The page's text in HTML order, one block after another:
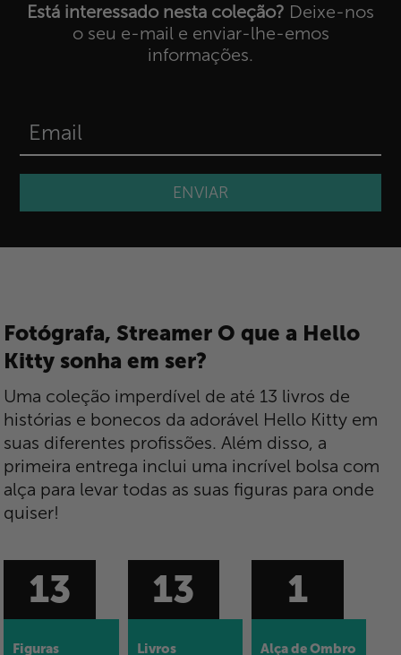
Está interessado nesta coleção? Deixe-nos
o seu e-mail e enviar-lhe-emos
informações.
Fotógrafa, Streamer O que a Hello
Kitty sonha em ser?
Uma coleção imperdível de até 13 livros de
histórias e bonecos da adorável Hello Kitty em
suas diferentes profissões. Além disso, a
primeira entrega inclui uma incrível bolsa com
alça para levar todas as suas figuras para onde
quiser!
13
Figuras
13
Livros
1
Alça de Ombro